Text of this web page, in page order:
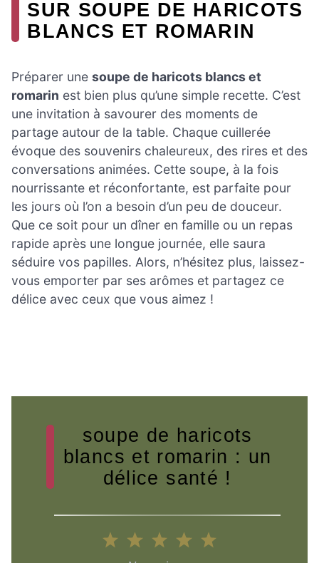
SUR SOUPE DE HARICOTS
BLANCS ET ROMARIN
Préparer une soupe de haricots blancs et
romarin est bien plus qu’une simple recette. C’est
une invitation à savourer des moments de
partage autour de la table. Chaque cuillerée
évoque des souvenirs chaleureux, des rires et des
conversations animées. Cette soupe, à la fois
nourrissante et réconfortante, est parfaite pour
les jours où l’on a besoin d’un peu de douceur.
Que ce soit pour un dîner en famille ou un repas
rapide après une longue journée, elle saura
séduire vos papilles. Alors, n’hésitez plus, laissez-
vous emporter par ses arômes et partagez ce
délice avec ceux que vous aimez !
soupe de haricots
blancs et romarin : un
délice santé !
4
3
2